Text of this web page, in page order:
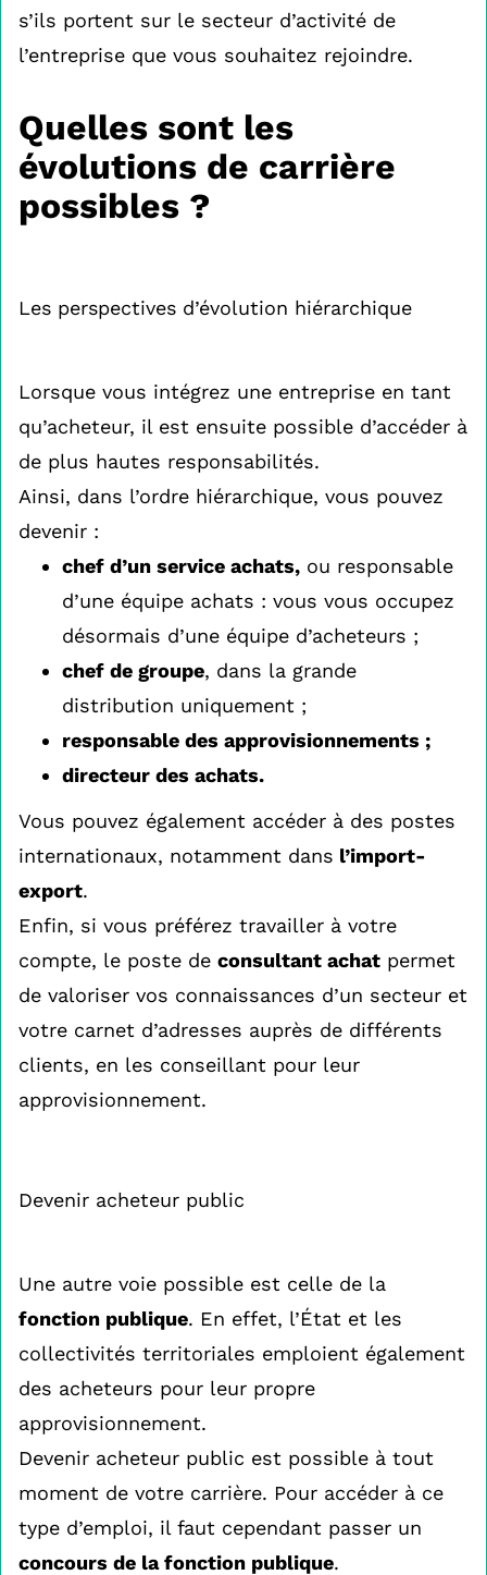
s’ils portent sur le secteur d’activité de
l’entreprise que vous souhaitez rejoindre.
Quelles sont les
évolutions de carrière
possibles ?
Les perspectives d’évolution hiérarchique
Lorsque vous intégrez une entreprise en tant
qu’acheteur, il est ensuite possible d’accéder à
de plus hautes responsabilités.
Ainsi, dans l’ordre hiérarchique, vous pouvez
devenir :
chef d’un service achats, ou responsable
d’une équipe achats : vous vous occupez
désormais d’une équipe d’acheteurs ;
chef de groupe, dans la grande
distribution uniquement ;
responsable des approvisionnements ;
directeur des achats.
Vous pouvez également accéder à des postes
internationaux, notamment dans l’import-
export.
Enfin, si vous préférez travailler à votre
compte, le poste de consultant achat permet
de valoriser vos connaissances d’un secteur et
votre carnet d’adresses auprès de différents
clients, en les conseillant pour leur
approvisionnement.
Devenir acheteur public
Une autre voie possible est celle de la
fonction publique. En effet, l’État et les
collectivités territoriales emploient également
des acheteurs pour leur propre
approvisionnement.
Devenir acheteur public est possible à tout
moment de votre carrière. Pour accéder à ce
type d’emploi, il faut cependant passer un
concours de la fonction publique.